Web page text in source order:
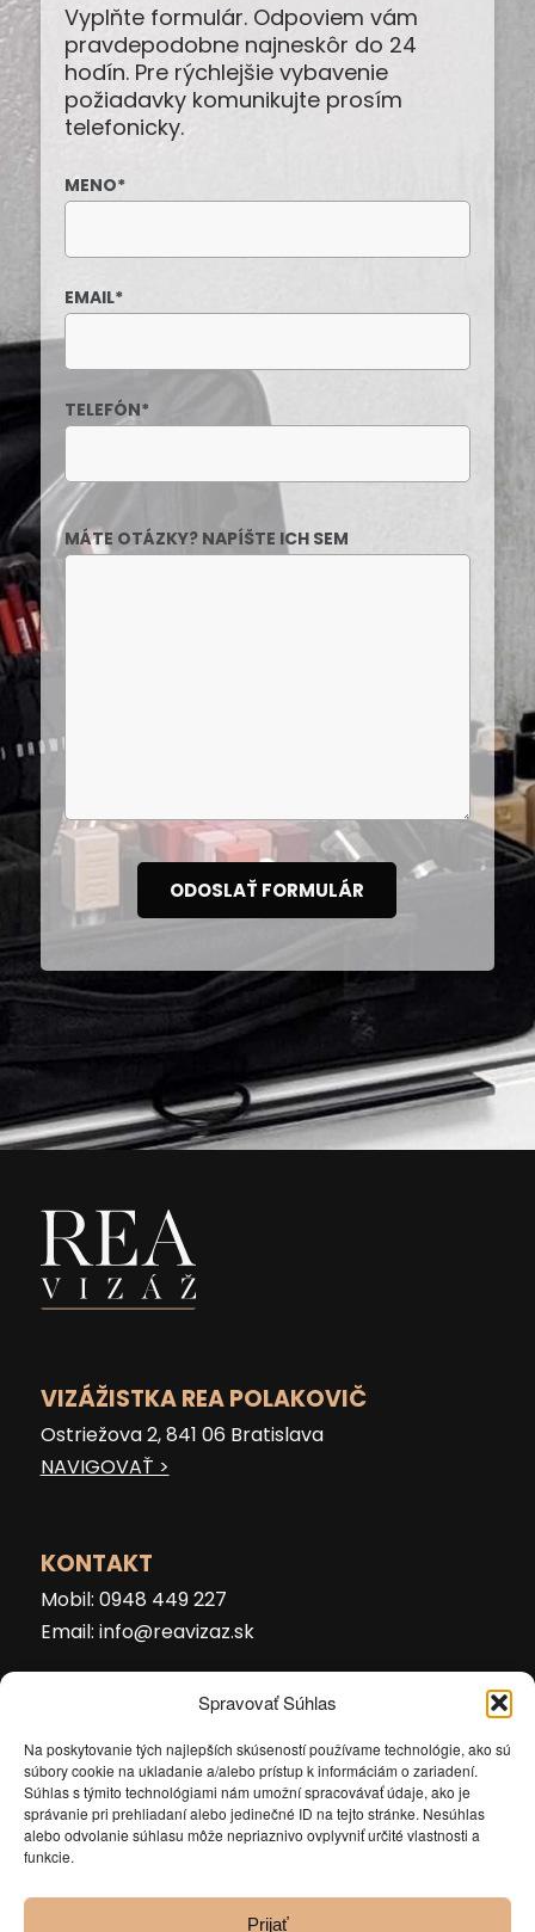
Spravovať Súhlas
Na poskytovanie tých najlepších skúseností používame technológie, ako sú
súbory cookie na ukladanie a/alebo prístup k informáciám o zariadení.
Súhlas s týmito technológiami nám umožní spracovávať údaje, ako je
správanie pri prehliadaní alebo jedinečné ID na tejto stránke. Nesúhlas
alebo odvolanie súhlasu môže nepriaznivo ovplyvniť určité vlastnosti a
funkcie.
Prijať
Vyplňte formulár. Odpoviem vám
pravdepodobne najneskôr do 24
hodín. Pre rýchlejšie vybavenie
požiadavky komunikujte prosím
telefonicky.
MENO*
EMAIL*
TELEFÓN*
MÁTE OTÁZKY? NAPÍŠTE ICH SEM
VIZÁŽISTKA REA POLAKOVIČ
Ostriežova 2, 841 06 Bratislava
NAVIGOVAŤ >
KONTAKT
Mobil: 0948 449 227
Email: info@reavizaz.sk